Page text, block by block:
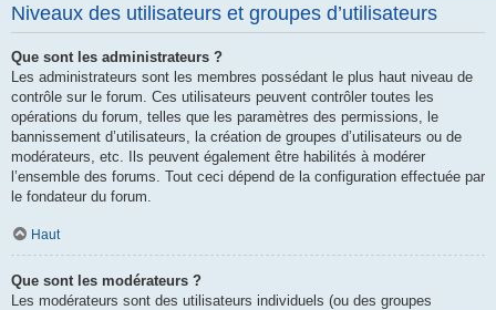
Niveaux des utilisateurs et groupes d’utilisateurs
Que sont les administrateurs ?
Les administrateurs sont les membres possédant le plus haut niveau de
contrôle sur le forum. Ces utilisateurs peuvent contrôler toutes les
opérations du forum, telles que les paramètres des permissions, le
bannissement d’utilisateurs, la création de groupes d’utilisateurs ou de
modérateurs, etc. Ils peuvent également être habilités à modérer
l’ensemble des forums. Tout ceci dépend de la configuration effectuée par
le fondateur du forum.
Haut
Que sont les modérateurs ?
Les modérateurs sont des utilisateurs individuels (ou des groupes